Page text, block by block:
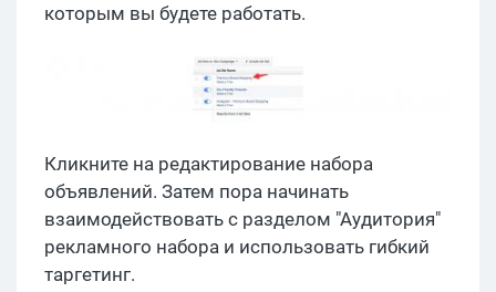
которым вы будете работать.
Кликните на редактирование набора
объявлений. Затем пора начинать
взаимодействовать с разделом "Аудитория"
рекламного набора и использовать гибкий
таргетинг.